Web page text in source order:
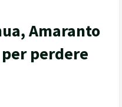
Amaranto
perdere